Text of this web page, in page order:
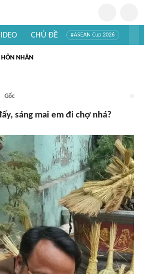
CHỦ ĐỀ #ASEAN Cup 2026
NHÂN
Gốc
sáng mai em đi chợ nhá?